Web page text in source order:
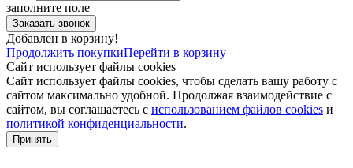
заполните поле
Добавлен в корзину!
Продолжить покупкиПерейти в корзину
Сайт использует файлы cookies
Сайт использует файлы cookies, чтобы сделать вашу работу с
сайтом максимально удобной. Продолжая взаимодействие с
сайтом, вы соглашаетесь с использованием файлов cookies и
политикой конфиденциальности.
Принять